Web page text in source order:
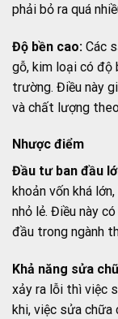
phải bỏ ra quá
Độ bền cao: Các
gỗ, kim loại có độ
trường. Điều này
và chất lượng
Nhược điểm
Đầu tư ban đầu
khoản vốn khá
nhỏ lẻ. Điều này
đầu trong ngành
Khả năng sửa
xảy ra lỗi thì việc
khi, việc sửa